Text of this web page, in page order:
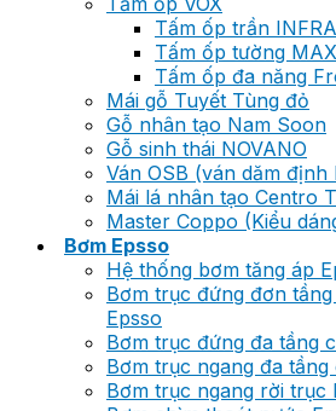
Tấm ốp trần
Tấm ốp tường
Tấm ốp đa năng
Mái gỗ Tuyết Tùng đỏ
Gỗ nhân tạo Nam Soon
Gỗ sinh thái NOVANO
Ván OSB (ván dăm định
Mái lá nhân tạo Centro
Master Coppo (Kiểu
Bơm Epsso
Hệ thống bơm tăng áp
Bơm trục đứng đơn
Epsso
Bơm trục đứng đa tầng
Bơm trục ngang đa tầng
Bơm trục ngang rời trục